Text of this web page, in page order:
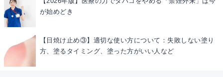
が始めどき
【日焼け止め③】適切な使い方について：失敗しない塗り
方、塗るタイミング、塗った方がいい人など